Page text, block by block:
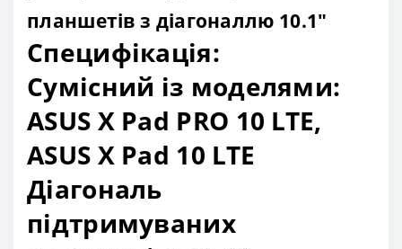
планшетів з діагоналлю 10.1"
Специфікація:
Сумісний із моделями:
ASUS X Pad PRO 10 LTE,
ASUS X Pad 10 LTE
Діагональ
підтримуваних